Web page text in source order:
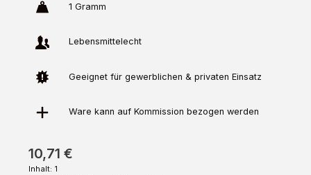
1 Gramm
Lebensmittelecht
Geeignet für gewerblichen & privaten Einsatz
Ware kann auf Kommission bezogen werden
10,71 €
Inhalt: 1